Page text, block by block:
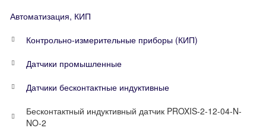
Автоматизация, КИП
Контрольно-измерительные приборы (КИП)
Датчики промышленные
Датчики бесконтактные индуктивные
Бесконтактный индуктивный датчик PROXIS-2-12-04-N-
NO-2